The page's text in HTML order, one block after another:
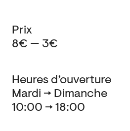
Heures d’ouverture
Mardi → Dimanche
10:00 → 18:00
Prix
8€ — 3€